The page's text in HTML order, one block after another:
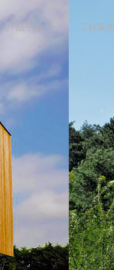
产品中心 工程案例